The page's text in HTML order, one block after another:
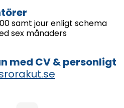
samt jour enligt schema
sex månaders
med CV & personligt